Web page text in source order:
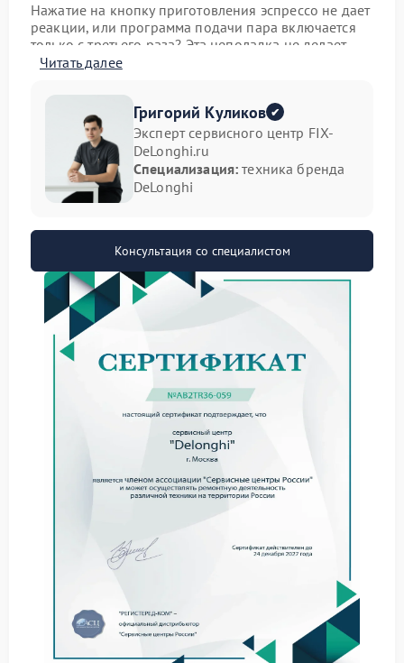
Нажатие на кнопку приготовления эспрессо не дает
реакции, или программа подачи пара включается
только с третьего раза? Эта неполадка не делает
использование устройства невозможным, но
ситуацию не стоит, так как причиной может быть как
банальное загрязнение, так и начинающиеся
проблемы с электроникой.
Почему кнопки реагируют
нестабильно
Сенсорные или механические элементы управления
отказываются подчиняться по нескольким
причинам. Наши специалисты в ходе работы
выделяют два основных направления для
диагностики:
Попадание влаги, кофейного масла или частиц
молотого кофе внутрь корпуса, что приводит к
окислению контактов шлейфа;
Износ токопроводящего покрытия самой кнопки
или резистивного слоя сенсора.
В такой ситуации гарантийный ремонт Delonghi
необходим для точного определения источника
проблемы. Не пытайтесь чистить контакты
самостоятельно, если не имеете соответствующей
квалификации — это может повредить хрупкий
Диагностика в авторизованном
Точная диагностика начинается с проверки платы
управления. Мастер снимает верхнюю крышку и
прозванивает цепочку от кнопки до процессора.
Читать далее
Григорий Куликов
Эксперт сервисного центр FIX-
DeLonghi.ru
Специализация: техника бренда
DeLonghi
Консультация со специалистом